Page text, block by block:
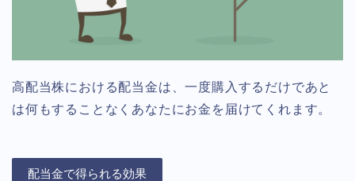
高配当株における配当金は、一度購入するだけであと
は何もすることなくあなたにお金を届けてくれます。
配当金で得られる効果